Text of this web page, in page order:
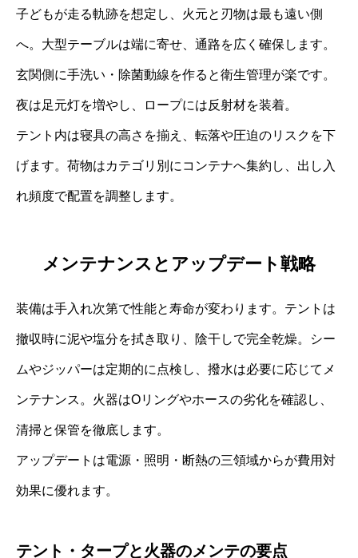
子どもが走る軌跡を想定し、火元と刃物は最も遠い側
へ。大型テーブルは端に寄せ、通路を広く確保します。
玄関側に手洗い・除菌動線を作ると衛生管理が楽です。
夜は足元灯を増やし、ロープには反射材を装着。
テント内は寝具の高さを揃え、転落や圧迫のリスクを下
げます。荷物はカテゴリ別にコンテナへ集約し、出し入
れ頻度で配置を調整します。
メンテナンスとアップデート戦略
装備は手入れ次第で性能と寿命が変わります。テントは
撤収時に泥や塩分を拭き取り、陰干しで完全乾燥。シー
ムやジッパーは定期的に点検し、撥水は必要に応じてメ
ンテナンス。火器はOリングやホースの劣化を確認し、
清掃と保管を徹底します。
アップデートは電源・照明・断熱の三領域からが費用対
効果に優れます。
テント・タープと火器のメンテの要点